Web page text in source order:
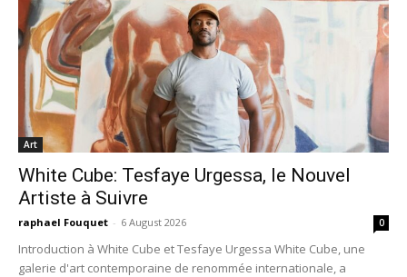
Art
White Cube: Tesfaye Urgessa, le Nouvel
Artiste à Suivre
raphael Fouquet - 6 August 2026 0
Introduction à White Cube et Tesfaye Urgessa White Cube, une
galerie d'art contemporaine de renommée internationale, a